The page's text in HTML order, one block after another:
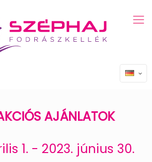
AJÁNLATOK
1. - 2023. június 30.